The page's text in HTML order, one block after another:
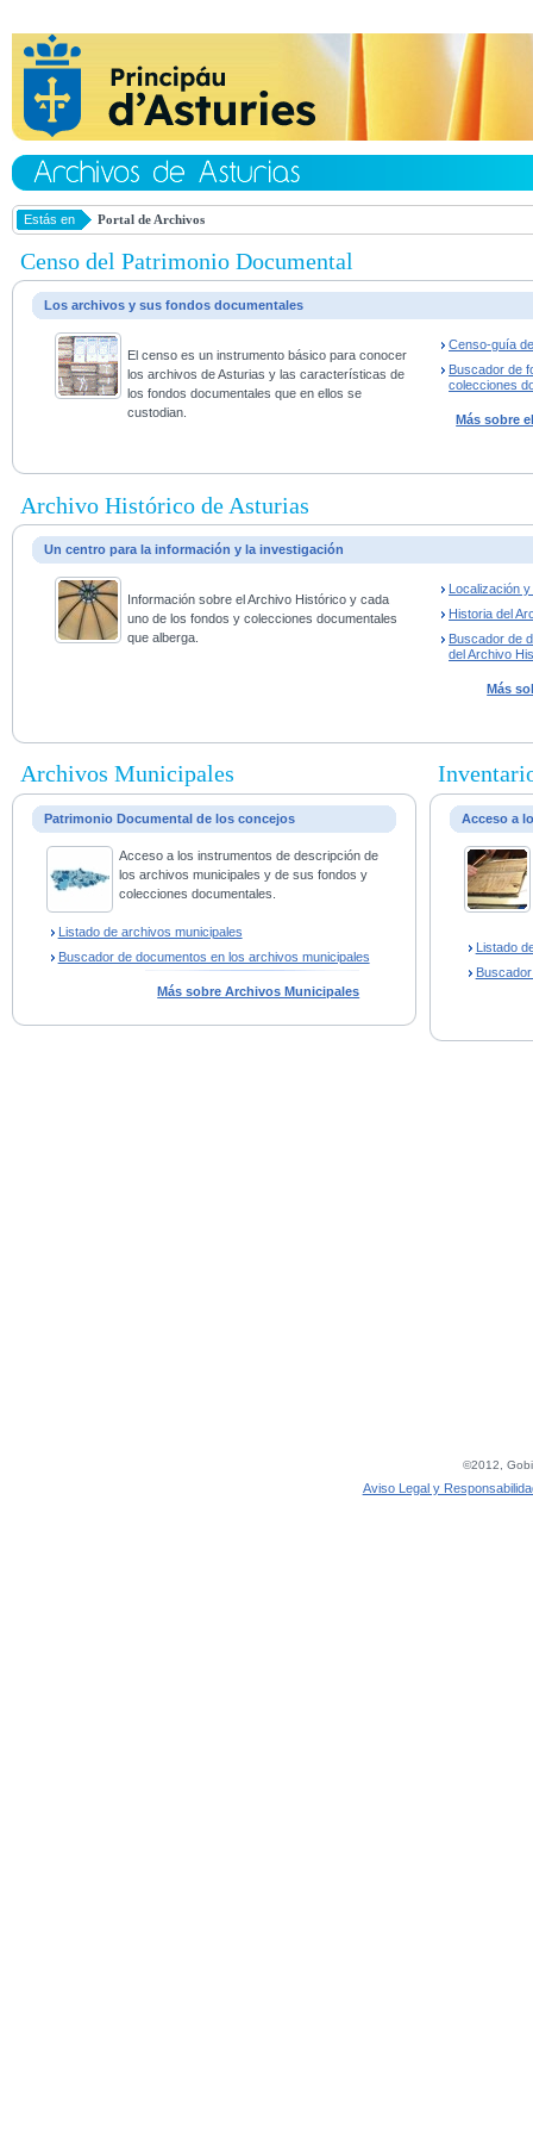
Estás en Portal de Archivos
Censo del Patrimonio Documental
Los archivos y sus fondos documentales
El censo es un instrumento básico para conocer
los archivos de Asturias y las características de
los fondos documentales que en ellos se
custodian.
Censo-guía
Buscador de
colecciones
Más sobre
Archivo Histórico de Asturias
Un centro para la información y la investigación
Información sobre el Archivo Histórico y cada
uno de los fondos y colecciones documentales
que alberga.
Localización
Historia del
Buscador de
del Archivo
Más
Archivos Municipales
Patrimonio Documental de los concejos
Acceso a los instrumentos de descripción de
los archivos municipales y de sus fondos y
colecciones documentales.
Listado de archivos municipales
Buscador de documentos en los archivos municipales
Más sobre Archivos Municipales
Acceso a
Listado
©2012,
Aviso Legal y